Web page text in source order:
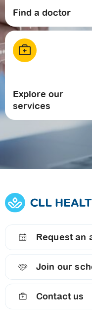
Find a doctor
Explore our
services
Request an
Join our
Contact us